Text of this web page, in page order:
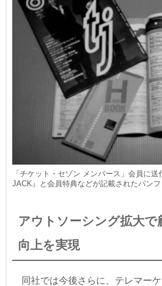
「チケット・セゾン メンパース」会員に
JACK』と会員特典などが記載されたパンフ
アウトソーシング拡大で
向上を実現
同社では今後さらに、テレマー